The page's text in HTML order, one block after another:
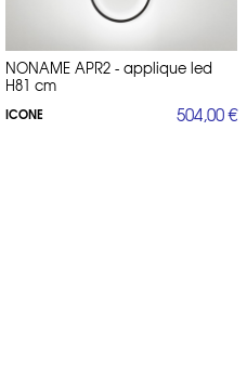
NONAME APR2 - applique led
H81 cm
ICONE 504,00 €